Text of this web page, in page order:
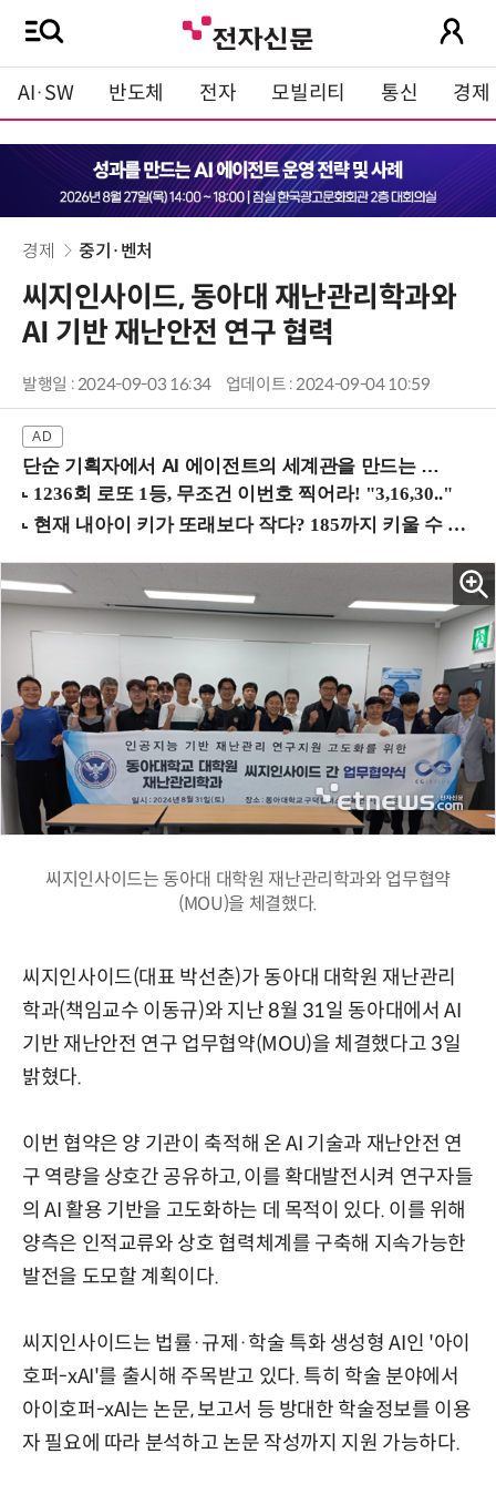
AI·SW 반도체 전자 모빌리티 통신 경제
경제 중기·벤처
씨지인사이드, 동아대 재난관리학과와
AI 기반 재난안전 연구 협력
발행일 : 2024-09-03 16:34 업데이트 : 2024-09-04 10:59
단순 기획자에서 AI 에이전트의 세계관을 만드는 지식 설계자로.. (8/20 강남역)
씨지인사이드는 동아대 대학원 재난관리학과와 업무협약
(MOU)을 체결했다.
씨지인사이드(대표 박선춘)가 동아대 대학원 재난관리
학과(책임교수 이동규)와 지난 8월 31일 동아대에서 AI
기반 재난안전 연구 업무협약(MOU)을 체결했다고 3일
밝혔다.
이번 협약은 양 기관이 축적해 온 AI 기술과 재난안전 연
구 역량을 상호간 공유하고, 이를 확대발전시켜 연구자들
의 AI 활용 기반을 고도화하는 데 목적이 있다. 이를 위해
양측은 인적교류와 상호 협력체계를 구축해 지속가능한
발전을 도모할 계획이다.
씨지인사이드는 법률·규제·학술 특화 생성형 AI인 '아이
호퍼-xAI'를 출시해 주목받고 있다. 특히 학술 분야에서
아이호퍼-xAI는 논문, 보고서 등 방대한 학술정보를 이용
자 필요에 따라 분석하고 논문 작성까지 지원 가능하다.